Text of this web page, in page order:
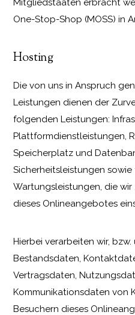
Mitgliedstaaten erbracht
One-Stop-Shop (MOSS) in
Hosting
Die von uns in Anspruch
Leistungen dienen der
folgenden Leistungen:
Plattformdienstleistungen,
Speicherplatz und
Sicherheitsleistungen
Wartungsleistungen, die
dieses Onlineangebotes
Hierbei verarbeiten wir,
Bestandsdaten,
Vertragsdaten,
Kommunikationsdaten von
Besuchern dieses